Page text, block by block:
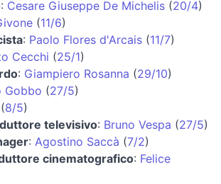
: Cesare Giuseppe De Michelis (20/4)
(11/6)
: Paolo Flores d'Arcais (11/7)
Cecchi (25/1)
: Giampiero Rosanna (29/10)
Gobbo (27/5)
(8/5)
televisivo: Bruno Vespa (27/5)
: Agostino Saccà (7/2)
cinematografico: Felice